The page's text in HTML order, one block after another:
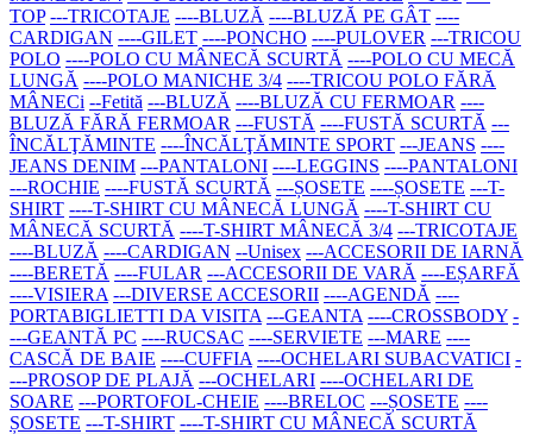
TOP ---TRICOTAJE ----BLUZĂ ----BLUZĂ PE GÂT ----
CARDIGAN ----GILET ----PONCHO ----PULOVER ---TRICOU
POLO ----POLO CU MÂNECĂ SCURTĂ ----POLO CU MECĂ
LUNGĂ ----POLO MANICHE 3/4 ----TRICOU POLO FĂRĂ
MÂNECi --Fetită ---BLUZĂ ----BLUZĂ CU FERMOAR ----
BLUZĂ FĂRĂ FERMOAR ---FUSTĂ ----FUSTĂ SCURTĂ ---
ÎNCĂLŢĂMINTE ----ÎNCĂLŢĂMINTE SPORT ---JEANS ----
JEANS DENIM ---PANTALONI ----LEGGINS ----PANTALONI
---ROCHIE ----FUSTĂ SCURTĂ ---ȘOSETE ----ȘOSETE ---T-
SHIRT ----T-SHIRT CU MÂNECĂ LUNGĂ ----T-SHIRT CU
MÂNECĂ SCURTĂ ----T-SHIRT MÂNECĂ 3/4 ---TRICOTAJE
----BLUZĂ ----CARDIGAN --Unisex ---ACCESORII DE IARNĂ
----BERETĂ ----FULAR ---ACCESORII DE VARĂ ----EȘARFĂ
----VISIERA ---DIVERSE ACCESORII ----AGENDĂ ----
PORTABIGLIETTI DA VISITA ---GEANTA ----CROSSBODY -
---GEANTĂ PC ----RUCSAC ----SERVIETE ---MARE ----
CASCĂ DE BAIE ----CUFFIA ----OCHELARI SUBACVATICI -
---PROSOP DE PLAJĂ ---OCHELARI ----OCHELARI DE
SOARE ---PORTOFOL-CHEIE ----BRELOC ---ȘOSETE ----
ȘOSETE ---T-SHIRT ----T-SHIRT CU MÂNECĂ SCURTĂ